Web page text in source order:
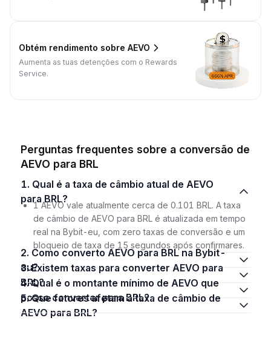
Obtém rendimento sobre AEVO
Aumenta as tuas detenções com o Rewards
Service.
Perguntas frequentes sobre a conversão de
AEVO para BRL
1. Qual é a taxa de câmbio atual de AEVO
para BRL?
1 AEVO vale atualmente cerca de 0.101 BRL. A taxa
de câmbio de AEVO para BRL é atualizada em tempo
real na Bybit-eu, com zero taxas de conversão e um
bloqueio de taxa de 15 segundos após confirmares.
2. Como converto AEVO para BRL na Bybit-
eu?
3. Existem taxas para converter AEVO para
BRL?
4. Qual é o montante mínimo de AEVO que
posso converter para BRL?
5. Que fatores afetam a taxa de câmbio de
AEVO para BRL?